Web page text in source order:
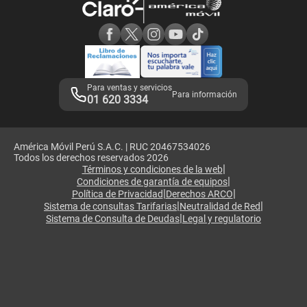
Adquirientes iPhone 6, 6S y SE
Mensaje de Seguridad
Términos y Condiciones de Tienda Claro
Libro de Reclamaciones
Legales de marketplace
Para ventas y servicios
01 620 3334 Para información
América Móvil Perú S.A.C. | RUC 20467534026
Todos los derechos reservados 2026
Términos y condiciones de la web|
Condiciones de garantía de equipos|
Política de Privacidad|Derechos ARCO|
Sistema de consultas Tarifarias|Neutralidad de Red|
Sistema de Consulta de Deudas|Legal y regulatorio